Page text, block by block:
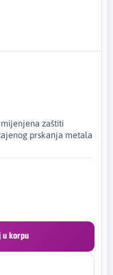
zaštiti
prskanja metala
u korpu